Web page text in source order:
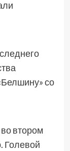
со
втором
Голевой